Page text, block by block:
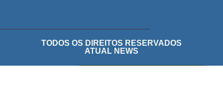
TODOS OS DIREITOS RESERVADOS
ATUAL NEWS